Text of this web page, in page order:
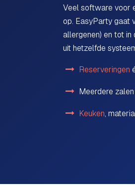
Veel software voor
op. EasyParty gaat
allergenen) en tot in
uit hetzelfde
Reserveringen
Meerdere
Keuken,